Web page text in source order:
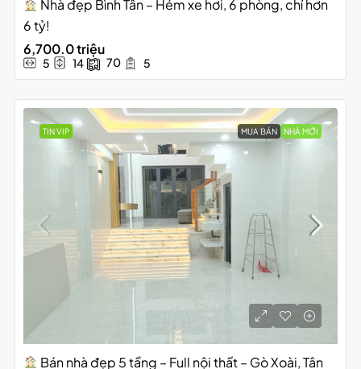
Nhà đẹp Bình Tân – Hẻm xe hơi, 6 phòng, chỉ hơn
6 tỷ!
6,700.0 triệu
5 14 70 5
TIN VIP MUA BÁN NHÀ MỚI
Bán nhà đẹp 5 tầng – Full nội thất – Gò Xoài, Tân